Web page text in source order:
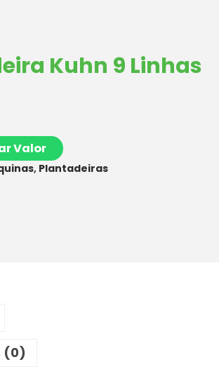
Kuhn 9 Linhas
Valor
, Plantadeiras
(0)